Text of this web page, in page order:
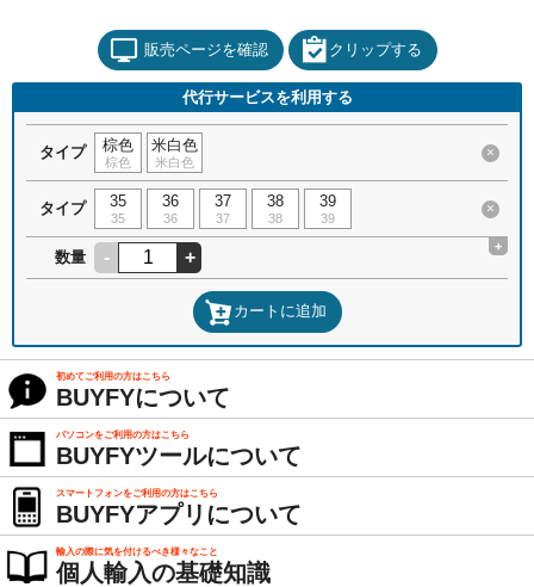
販売ページを確認 クリップする
代行サービスを利用する
タイプ 棕色
棕色
米白色
米白色
×
タイプ 35
35
36
36
37
37
38
38
39
39
×
数量 - +
+
カートに追加
初めてご利用の方はこちら
BUYFYについて
パソコンをご利用の方はこちら
BUYFYツールについて
スマートフォンをご利用の方はこちら
BUYFYアプリについて
輸入の際に気を付けるべき様々なこと
個人輸入の基礎知識